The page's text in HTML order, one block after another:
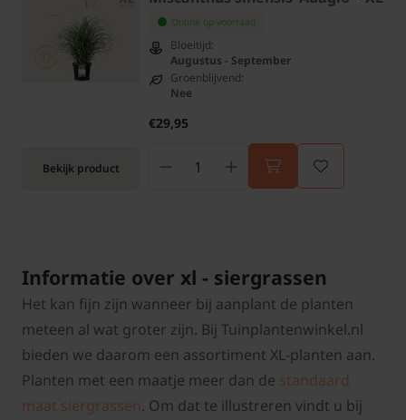
Bekijk product
Online op voorraad
Bloeitijd:
Augustus - September
Groenblijvend:
Nee
€29,95
Informatie over xl - siergrassen
Het kan fijn zijn wanneer bij aanplant de planten
meteen al wat groter zijn. Bij Tuinplantenwinkel.nl
bieden we daarom een assortiment XL-planten aan.
Planten met een maatje meer dan de standaard
maat siergrassen. Om dat te illustreren vindt u bij